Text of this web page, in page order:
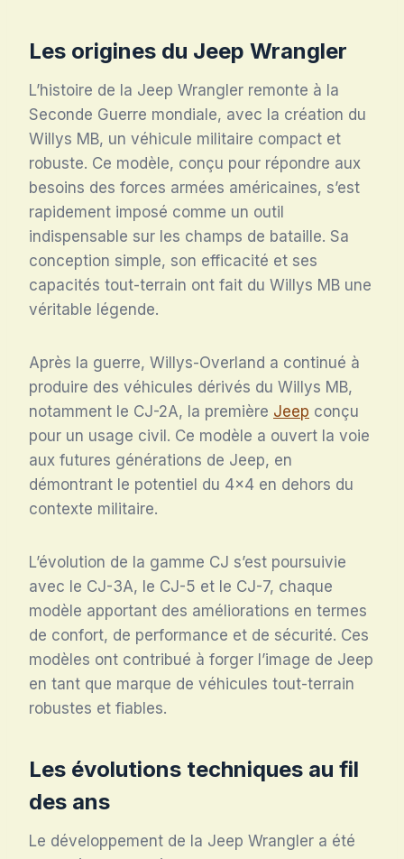
Les origines du Jeep Wrangler
L’histoire de la Jeep Wrangler remonte à la
Seconde Guerre mondiale, avec la création du
Willys MB, un véhicule militaire compact et
robuste. Ce modèle, conçu pour répondre aux
besoins des forces armées américaines, s’est
rapidement imposé comme un outil
indispensable sur les champs de bataille. Sa
conception simple, son efficacité et ses
capacités tout-terrain ont fait du Willys MB une
véritable légende.
Après la guerre, Willys-Overland a continué à
produire des véhicules dérivés du Willys MB,
notamment le CJ-2A, la première Jeep conçu
pour un usage civil. Ce modèle a ouvert la voie
aux futures générations de Jeep, en
démontrant le potentiel du 4×4 en dehors du
contexte militaire.
L’évolution de la gamme CJ s’est poursuivie
avec le CJ-3A, le CJ-5 et le CJ-7, chaque
modèle apportant des améliorations en termes
de confort, de performance et de sécurité. Ces
modèles ont contribué à forger l’image de Jeep
en tant que marque de véhicules tout-terrain
robustes et fiables.
Les évolutions techniques au fil
des ans
Le développement de la Jeep Wrangler a été